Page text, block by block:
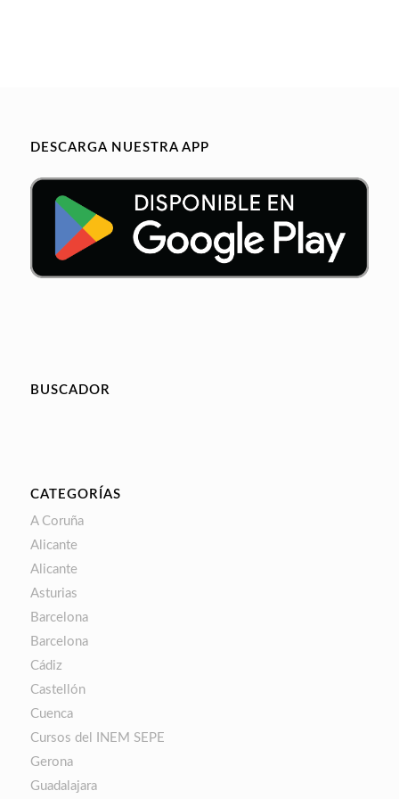
DESCARGA NUESTRA APP
BUSCADOR
CATEGORÍAS
A Coruña
Alicante
Alicante
Asturias
Barcelona
Barcelona
Cádiz
Castellón
Cuenca
Cursos del INEM SEPE
Gerona
Guadalajara